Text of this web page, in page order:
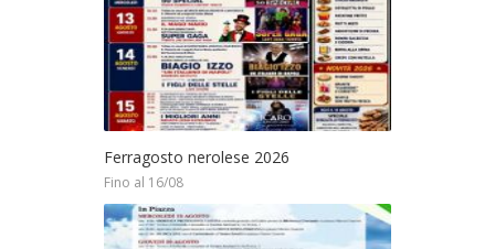
Ferragosto nerolese 2026
Fino al 16/08